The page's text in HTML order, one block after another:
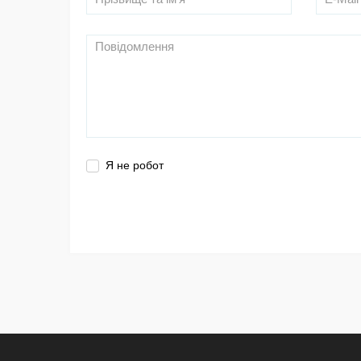
Я не робот